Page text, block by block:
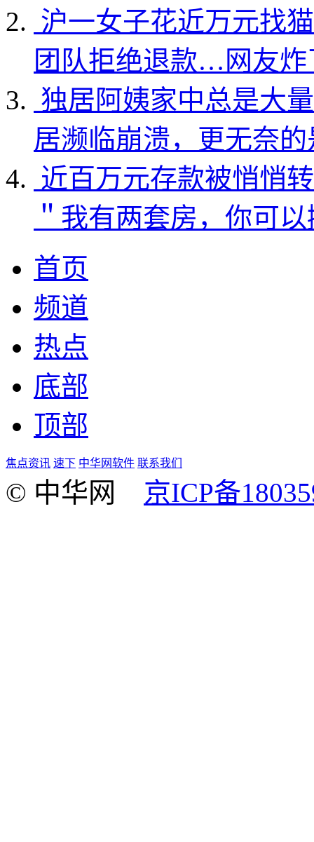
沪一女子花近万元找
团队拒绝退款…网友炸
独居阿姨家中总是大
居濒临崩溃，更无奈
近百万元存款被悄悄
＂我有两套房，你可
首页
频道
热点
底部
顶部
焦点资讯 速下 中华网软件 联系我们
© 中华网 京ICP备